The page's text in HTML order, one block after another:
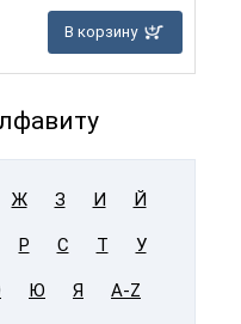
В корзину
Ж З И Й
Р С Т У
Ю Я A-Z